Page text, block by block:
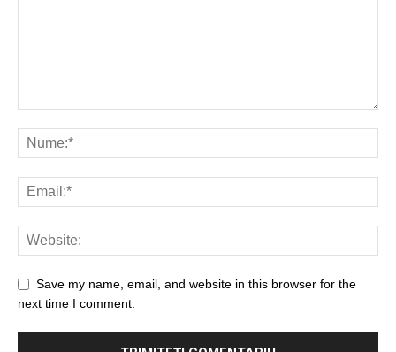
Save my name, email, and website in this browser for the
next time I comment.